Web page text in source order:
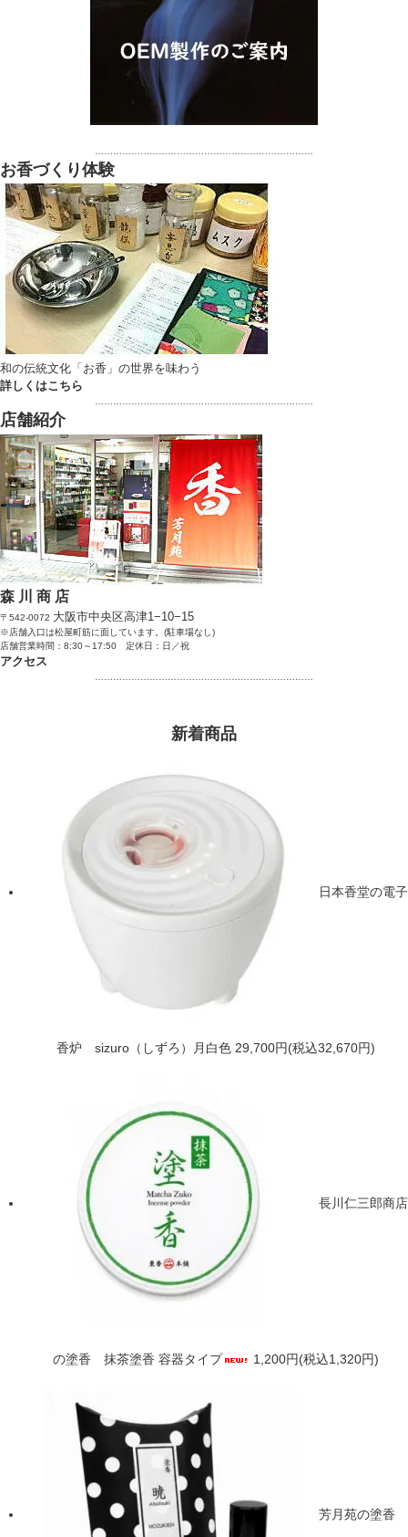
お香づくり体験
和の伝統文化「お香」の世界を味わう
詳しくはこちら
店舗紹介
森 川 商 店
〒542-0072 大阪市中央区高津1−10−15
※店舗入口は松屋町筋に面しています。(駐車場なし)
店舗営業時間：8:30～17:50 定休日：日／祝
アクセス
新着商品
日本香堂の電子
香炉 sizuro（しずろ）月白色 29,700円(税込32,670円)
長川仁三郎商店
の塗香 抹茶塗香 容器タイプ 1,200円(税込1,320円)
芳月苑の塗香